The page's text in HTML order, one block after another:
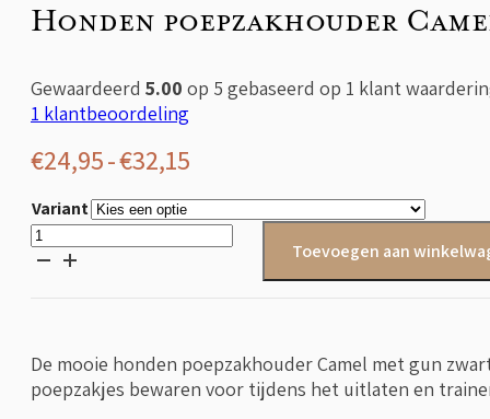
Honden poepzakhouder
Gewaardeerd 5.00 op 5 gebaseerd op 1 klant
1 klantbeoordeling
€24,95-€32,15
€24,95
tot
Variant
Honden
poepzakhouder
zwart
aantal
Toevoegen aan
De mooie honden poepzakhouder Camel met gun
poepzakjes bewaren voor tijdens het uitlaten en